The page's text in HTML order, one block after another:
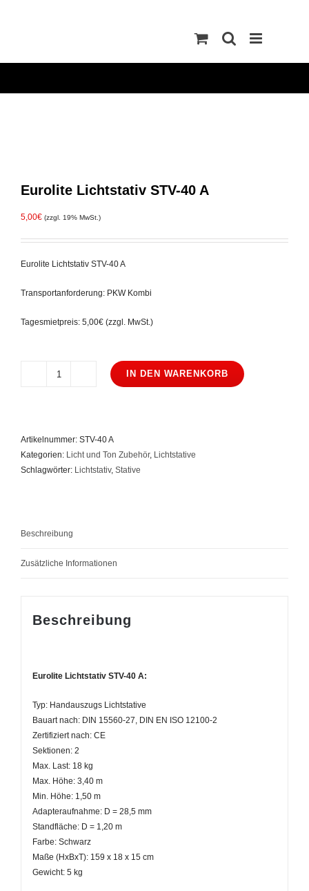
Eurolite Lichtstativ STV-40 A
5,00€ (zzgl. 19% MwSt.)
Eurolite Lichtstativ STV-40 A
Transportanforderung: PKW Kombi
Tagesmietpreis: 5,00€ (zzgl. MwSt.)
Eurolite
A
Menge
IN DEN WARENKORB
Artikelnummer: STV-40 A
Kategorien: Licht und Ton Zubehör, Lichtstative
Schlagwörter: Lichtstativ, Stative
Beschreibung
Zusätzliche Informationen
Beschreibung
Eurolite Lichtstativ STV-40 A:
Typ: Handauszugs Lichtstative
Bauart nach: DIN 15560-27, DIN EN ISO 12100-2
Zertifiziert nach: CE
Sektionen: 2
Max. Last: 18 kg
Max. Höhe: 3,40 m
Min. Höhe: 1,50 m
Adapteraufnahme: D = 28,5 mm
Standfläche: D = 1,20 m
Farbe: Schwarz
Maße (HxBxT): 159 x 18 x 15 cm
Gewicht: 5 kg